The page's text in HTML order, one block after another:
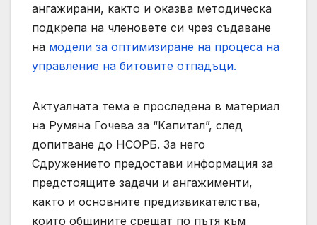
ангажирани, както и оказва методическа
подкрепа на членовете си чрез съдаване
на модели за оптимизиране на процеса на
управление на битовите отпадъци.
Актуалната тема е проследена в материал
на Румяна Гочева за “Капитал”, след
допитване до НСОРБ. За него
Сдружението предостави информация за
предстоящите задачи и ангажименти,
както и основните предизвикателства,
които общините срещат по пътя към